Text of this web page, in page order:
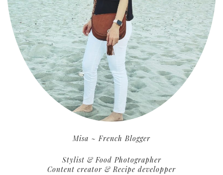
Misa ~ French Blogger
Stylist & Food Photographer
Content creator & Recipe developper